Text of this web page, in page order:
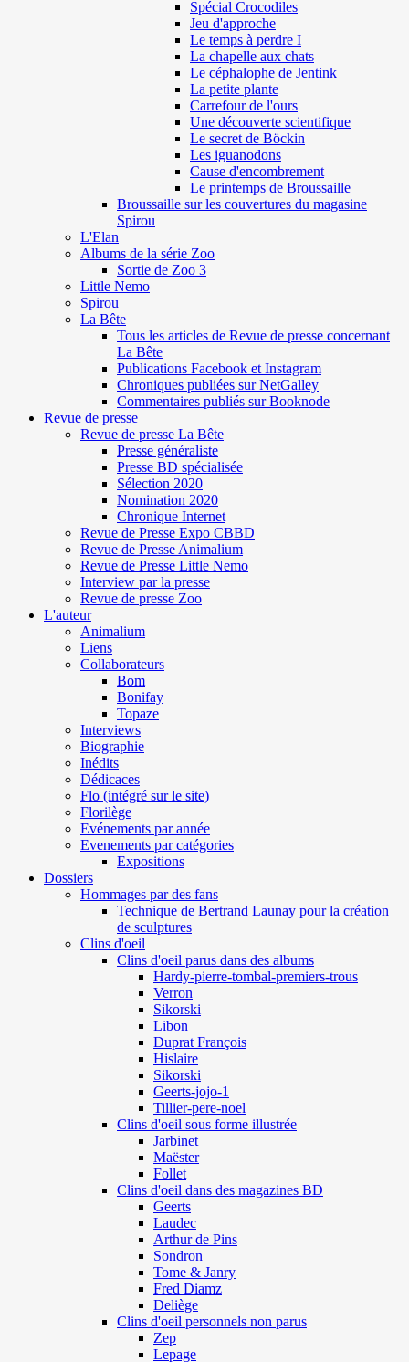
Spécial Crocodiles
Jeu d'approche
Le temps à perdre I
La chapelle aux chats
Le céphalophe de Jentink
La petite plante
Carrefour de l'ours
Une découverte scientifique
Le secret de Böckin
Les iguanodons
Cause d'encombrement
Le printemps de Broussaille
Broussaille sur les couvertures du magasine
Spirou
L'Elan
Albums de la série Zoo
Sortie de Zoo 3
Little Nemo
Spirou
La Bête
Tous les articles de Revue de presse concernant
La Bête
Publications Facebook et Instagram
Chroniques publiées sur NetGalley
Commentaires publiés sur Booknode
Revue de presse
Revue de presse La Bête
Presse généraliste
Presse BD spécialisée
Sélection 2020
Nomination 2020
Chronique Internet
Revue de Presse Expo CBBD
Revue de Presse Animalium
Revue de Presse Little Nemo
Interview par la presse
Revue de presse Zoo
L'auteur
Animalium
Liens
Collaborateurs
Bom
Bonifay
Topaze
Interviews
Biographie
Inédits
Dédicaces
Flo (intégré sur le site)
Florilège
Evénements par année
Evenements par catégories
Expositions
Dossiers
Hommages par des fans
Technique de Bertrand Launay pour la création
de sculptures
Clins d'oeil
Clins d'oeil parus dans des albums
Hardy-pierre-tombal-premiers-trous
Verron
Sikorski
Libon
Duprat François
Hislaire
Sikorski
Geerts-jojo-1
Tillier-pere-noel
Clins d'oeil sous forme illustrée
Jarbinet
Maëster
Follet
Clins d'oeil dans des magazines BD
Geerts
Laudec
Arthur de Pins
Sondron
Tome & Janry
Fred Diamz
Deliège
Clins d'oeil personnels non parus
Zep
Lepage